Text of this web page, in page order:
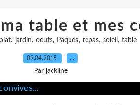
table et mes
, jardin, oeufs, Pâques, repas, soleil, table
09.04.2015 …
Par jackline